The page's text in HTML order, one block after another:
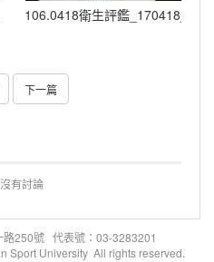
106.0418衛生評鑑
下一篇
有討論
路250號 代表號：03-3283201
Sport University All rights reserved.